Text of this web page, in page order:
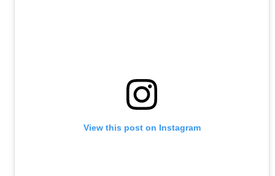
View this post on Instagram